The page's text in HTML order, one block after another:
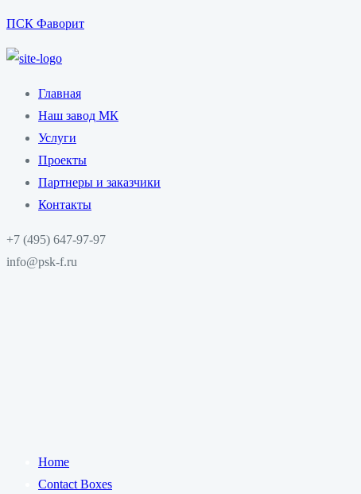
ПСК Фаворит
Главная
Наш завод МК
Услуги
Проекты
Партнеры и заказчики
Контакты
+7 (495) 647-97-97
info@psk-f.ru
Home
Contact Boxes